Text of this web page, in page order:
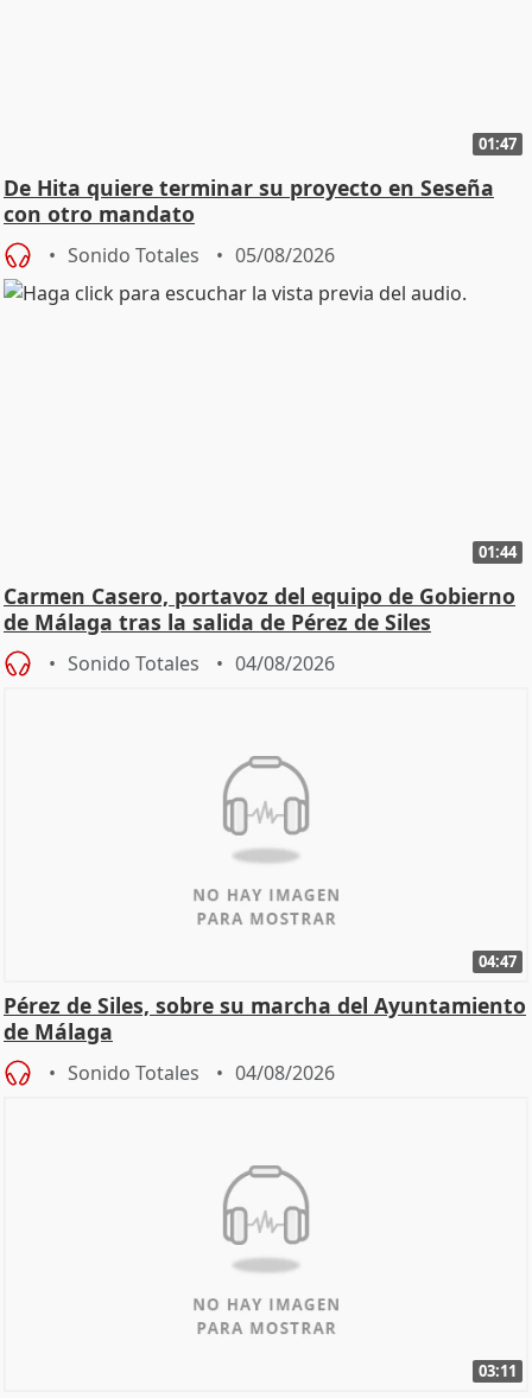
01:47
De Hita quiere terminar su proyecto en Seseña
con otro mandato
Sonido Totales 05/08/2026
01:44
Carmen Casero, portavoz del equipo de Gobierno
de Málaga tras la salida de Pérez de Siles
Sonido Totales 04/08/2026
04:47
Pérez de Siles, sobre su marcha del Ayuntamiento
de Málaga
Sonido Totales 04/08/2026
03:11